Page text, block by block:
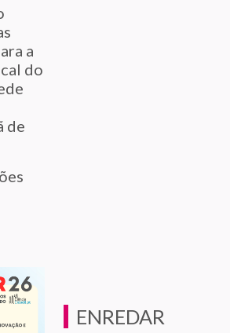
a
do
de
ENREDAR